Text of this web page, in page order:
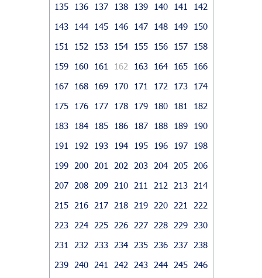
135
136 137 138 139 140 141
142
143
144 145 146 147 148 149
150
151
152 153 154 155 156 157
158
159
160 161 162 163 164 165
166
167
168 169 170 171 172 173
174
175
176 177 178 179 180 181
182
183
184 185 186 187 188 189
190
191
192 193 194 195 196 197
198
199
200 201 202 203 204 205
206
207
208 209 210 211 212 213
214
215
216 217 218 219 220 221
222
223
224 225 226 227 228 229
230
231
232 233 234 235 236 237
238
239
240 241 242 243 244 245
246